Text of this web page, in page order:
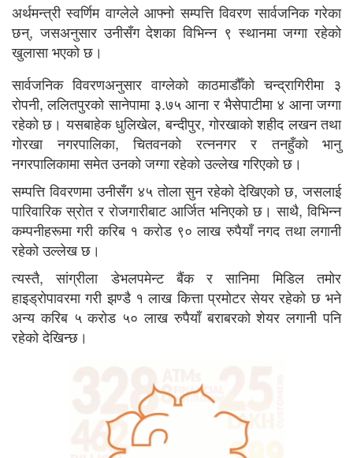
अर्थमन्त्री स्वर्णिम वाग्लेले आफ्नो सम्पत्ति विवरण सार्वजनिक गरेका
छन्, जसअनुसार उनीसँग देशका विभिन्न ९ स्थानमा जग्गा रहेको
खुलासा भएको छ।
सार्वजनिक विवरणअनुसार वाग्लेको काठमाडौँको चन्द्रागिरीमा ३
रोपनी, ललितपुरको सानेपामा ३.७५ आना र भैसेपाटीमा ४ आना जग्गा
रहेको छ। यसबाहेक धुलिखेल, बन्दीपुर, गोरखाको शहीद लखन तथा
गोरखा नगरपालिका, चितवनको रत्ननगर र तनहुँको भानु
नगरपालिकामा समेत उनको जग्गा रहेको उल्लेख गरिएको छ।
सम्पत्ति विवरणमा उनीसँग ४५ तोला सुन रहेको देखिएको छ, जसलाई
पारिवारिक स्रोत र रोजगारीबाट आर्जित भनिएको छ। साथै, विभिन्न
कम्पनीहरूमा गरी करिब १ करोड ९० लाख रुपैयाँ नगद तथा लगानी
रहेको उल्लेख छ।
त्यस्तै, सांग्रीला डेभलपमेन्ट बैंक र सानिमा मिडिल तमोर
हाइड्रोपावरमा गरी झण्डै १ लाख कित्ता प्रमोटर सेयर रहेको छ भने
अन्य करिब ५ करोड ५० लाख रुपैयाँ बराबरको शेयर लगानी पनि
रहेको देखिन्छ।